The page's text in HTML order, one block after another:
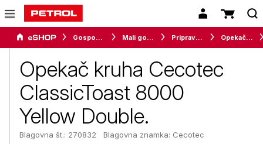
Gospodinjski aparati Mali gospodinjski aparati Priprava hrane Opekači kruha
Opekač kruha Cecotec
ClassicToast 8000
Yellow Double.
Blagovna št.: 270832 Blagovna znamka: Cecotec